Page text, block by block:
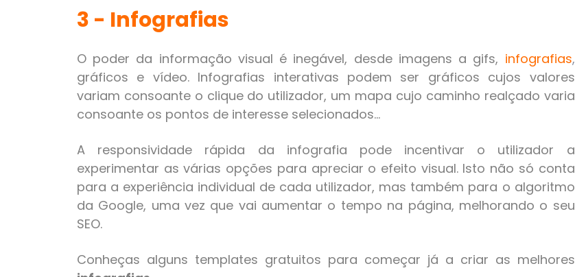
3 - Infografias
O poder da informação visual é inegável, desde imagens a gifs, infografias,
gráficos e vídeo. Infografias interativas podem ser gráficos cujos valores
variam consoante o clique do utilizador, um mapa cujo caminho realçado varia
consoante os pontos de interesse selecionados...
A responsividade rápida da infografia pode incentivar o utilizador a
experimentar as várias opções para apreciar o efeito visual. Isto não só conta
para a experiência individual de cada utilizador, mas também para o algoritmo
da Google, uma vez que vai aumentar o tempo na página, melhorando o seu
SEO.
Conheças alguns templates gratuitos para começar já a criar as melhores